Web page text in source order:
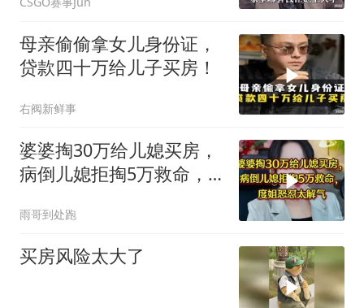
母亲偷偷拿女儿身份证，
贷款四十万给儿子买房！
右阀新鲜事
婆婆掏30万给儿媳买房，
病倒儿媳拒掏5万救命，
雨哥到处跑
买房风险太大了